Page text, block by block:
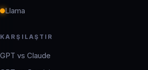
Llama
KARŞILAŞTIR
GPT vs Claude